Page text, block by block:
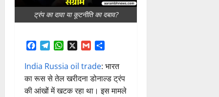
ट्रंप का दावा या कूटनीति का दबाव?
Facebook
TelegramWhatsAppGmail
India Russia oil trade: भारत
का रूस से तेल खरीदना डोनाल्ड ट्रंप
की आंखों में खटक रहा था। इस मामले